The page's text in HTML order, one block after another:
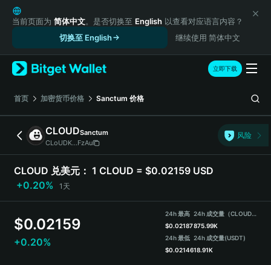
English
日本語
Русский
Español (Latinoamérica)
Türkçe
Italiano
Deutsch
简体中文
繁體中文
Português (Portugal)
Bahasa Indonesia
Español
当前页面为 简体中文。是否切换至 English 以查看对应语言内容？
切换至 English
继续使用 简体中文
立即下载
首页 加密货币价格 Sanctum 价格
CLOUDSanctum
CLoUDK...FzAu
风险
CLOUD 兑美元： 1 CLOUD = $0.02159 USD
+0.20%
1天
$0.02159
+0.20%
24h 最高
$0.02187
24h 最低
$0.02146
24h 成交量（CLOUD）
875.99K
24h 成交量(USDT)
18.91K